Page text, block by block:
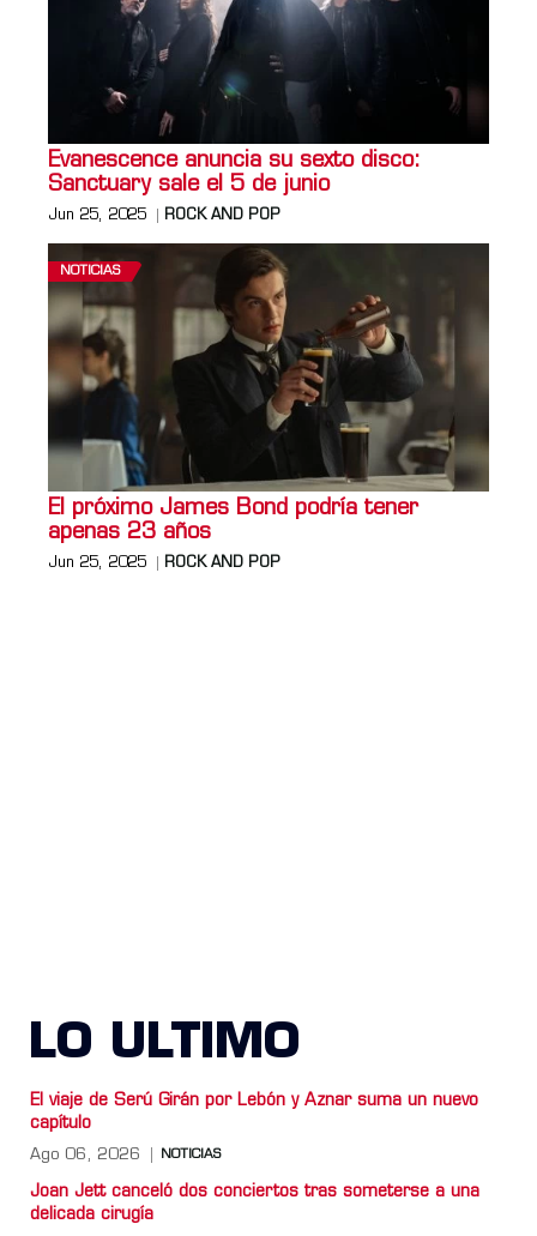
Evanescence anuncia su sexto disco:
Sanctuary sale el 5 de junio
Jun 25, 2025 ROCK AND POP
NOTICIAS
El próximo James Bond podría tener
apenas 23 años
Jun 25, 2025 ROCK AND POP
LO ULTIMO
El viaje de Serú Girán por Lebón y Aznar suma un nuevo
capítulo
Ago 06, 2026 NOTICIAS
Joan Jett canceló dos conciertos tras someterse a una
delicada cirugía